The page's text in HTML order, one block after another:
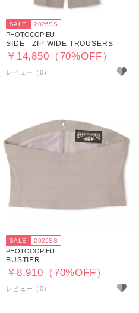
SALE 2025SS
PHOTOCOPIEU
SIDE－ZIP WIDE TROUSERS
￥14,850（70%OFF）
SALE 2025SS
PHOTOCOPIEU
BUSTIER
￥8,910（70%OFF）